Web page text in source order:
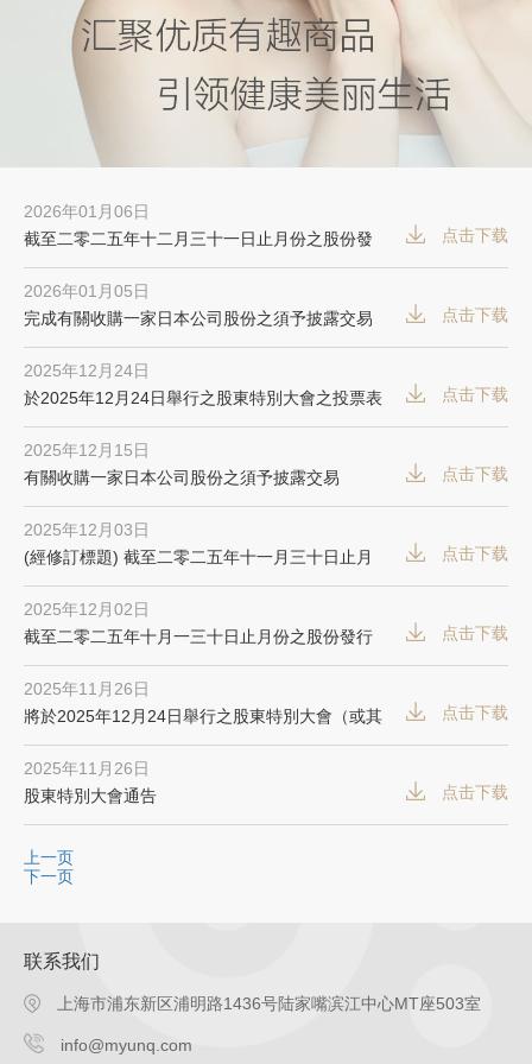
2026年01月06日
截至二零二五年十二月三十一日止月份之股份發
行人的證券變動月報表
点击下载
2026年01月05日
完成有關收購一家日本公司股份之須予披露交易
点击下载
2025年12月24日
於2025年12月24日舉行之股東特別大會之投票表
決結果
点击下载
2025年12月15日
有關收購一家日本公司股份之須予披露交易
点击下载
2025年12月03日
(經修訂標題) 截至二零二五年十一月三十日止月
份之股份發行人的證券變動月報表
点击下载
2025年12月02日
截至二零二五年十月一三十日止月份之股份發行
人的證券變動月報表
点击下载
2025年11月26日
將於2025年12月24日舉行之股東特別大會（或其
任何續會）之代表委任表格
点击下载
2025年11月26日
股東特別大會通告
点击下载
上一页
下一页
联系我们
上海市浦东新区浦明路1436号陆家嘴滨江中心MT座503室
info@myunq.com